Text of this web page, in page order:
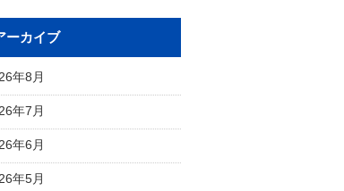
ーカイブ
年8月
年7月
年6月
年5月